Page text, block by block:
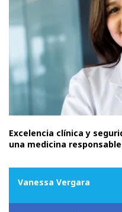
Excelencia clínica y
una medicina responsable
Vanessa Vergara